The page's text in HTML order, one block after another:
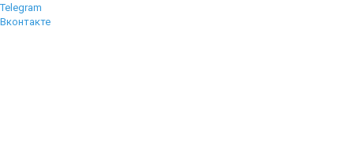
Telegram
Вконтакте